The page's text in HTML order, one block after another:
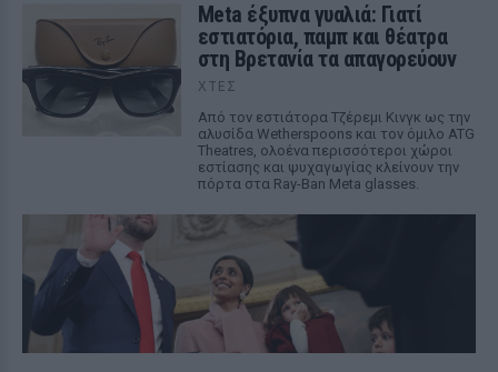
Meta έξυπνα γυαλιά: Γιατί
εστιατόρια, παμπ και θέατρα
στη Βρετανία τα απαγορεύουν
ΧΤΕΣ
Από τον εστιάτορα Τζέρεμι Κινγκ ως την
αλυσίδα Wetherspoons και τον όμιλο ATG
Theatres, ολοένα περισσότεροι χώροι
εστίασης και ψυχαγωγίας κλείνουν την
πόρτα στα Ray-Ban Meta glasses.